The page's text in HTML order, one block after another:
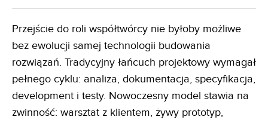
Przejście do roli współtwórcy nie byłoby możliwe
bez ewolucji samej technologii budowania
rozwiązań. Tradycyjny łańcuch projektowy wymagał
pełnego cyklu: analiza, dokumentacja, specyfikacja,
development i testy. Nowoczesny model stawia na
zwinność: warsztat z klientem, żywy prototyp,